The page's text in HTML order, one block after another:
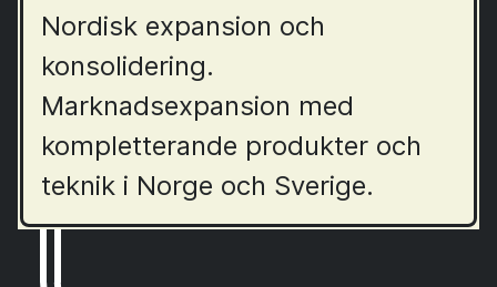
Nordisk expansion och
konsolidering.
Marknadsexpansion med
kompletterande produkter och
teknik i Norge och Sverige.